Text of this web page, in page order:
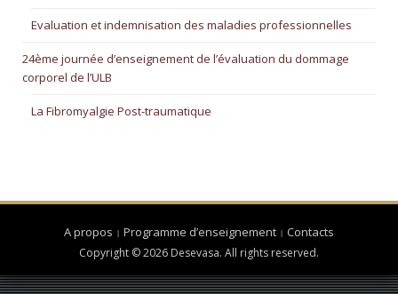
Evaluation et indemnisation des maladies professionnelles
24ème journée d’enseignement de l’évaluation du dommage
corporel de l’ULB
La Fibromyalgie Post-traumatique
A propos Programme d’enseignement Contacts
Copyright © 2026 Desevasa. All rights reserved.